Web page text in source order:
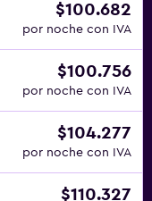
$100.682
por noche con IVA
$100.756
por noche con IVA
$104.277
por noche con IVA
$110.327